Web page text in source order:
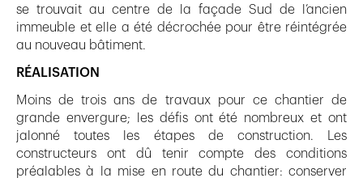
se trouvait au centre de la façade Sud de l’ancien
immeuble et elle a été décrochée pour être réintégrée
au nouveau bâtiment.
RÉALISATION
Moins de trois ans de travaux pour ce chantier de
grande envergure; les défis ont été nombreux et ont
jalonné toutes les étapes de construction. Les
constructeurs ont dû tenir compte des conditions
préalables à la mise en route du chantier: conserver